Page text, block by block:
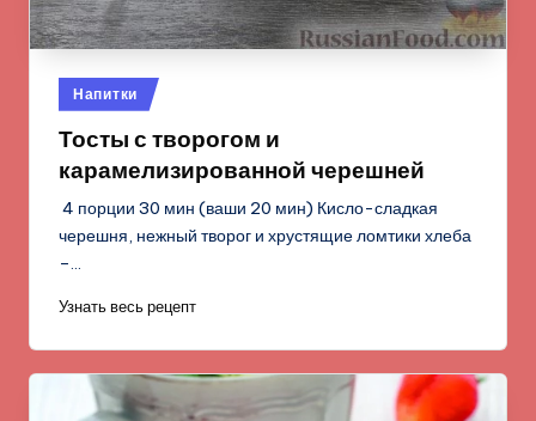
Опубликовано
в
Напитки
Тосты с творогом и
карамелизированной черешней
4 порции 30 мин (ваши 20 мин) Кисло-сладкая
черешня, нежный творог и хрустящие ломтики хлеба
–…
Узнать весь рецепт